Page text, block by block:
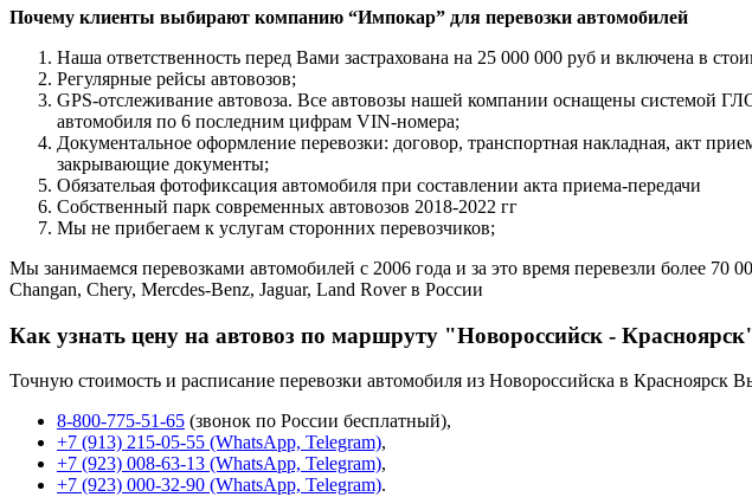
Почему клиенты выбирают компанию “Импокар” для перевозки автомобилей
Наша ответственность перед Вами застрахована на 25 000 000 руб и включена в
Регулярные рейсы автовозов;
GPS-отслеживание автовоза. Все автовозы нашей компании оснащены системой
автомобиля по 6 последним цифрам VIN-номера;
Документальное оформление перевозки: договор, транспортная накладная, акт
закрывающие документы;
Обязательая фотофиксация автомобиля при составлении акта приема-передачи
Собственный парк современных автовозов 2018-2022 гг
Мы не прибегаем к услугам сторонних перевозчиков;
Мы занимаемся перевозками автомобилей с 2006 года и за это время перевезли более
Changan, Chery, Mercdes-Benz, Jaguar, Land Rover в России
Как узнать цену на автовоз по маршруту "Новороссийск -
Точную стоимость и расписание перевозки автомобиля из Новороссийска в Красноярск
8-800-775-51-65 (звонок по России бесплатный),
+7 (913) 215-05-55 (WhatsApp, Telegram),
+7 (923) 008-63-13 (WhatsApp, Telegram),
+7 (923) 000-32-90 (WhatsApp, Telegram).